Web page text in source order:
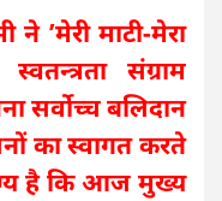
ने ’मेरी माटी-मेरा
संग्राम
सर्वोच्च बलिदान
का स्वागत करते
है कि आज मुख्य